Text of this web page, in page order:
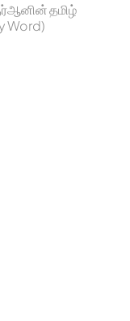
தமிழ்
Word)